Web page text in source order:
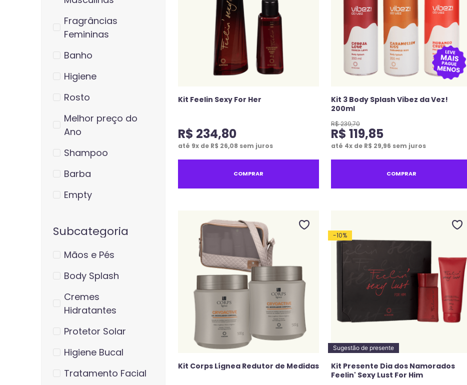
Fragrâncias
Femininas
Banho
Higiene
Rosto
Melhor preço do
Ano
Shampoo
Barba
Empty
Subcategoria
Mãos e Pés
Body Splash
Cremes
Hidratantes
Protetor Solar
Higiene Bucal
Tratamento Facial
Kit Feelin Sexy For Her
R$ 234,80
até 9x de R$ 26,08 sem juros
COMPRAR
Kit 3 Body Splash Vibez da Vez!
200ml
R$239,70
R$ 119,85
até 4x de R$ 29,96 sem juros
COMPRAR
Kit Corps Lígnea Redutor de Medidas
-10%
Sugestão de presente
Kit Presente Dia dos Namorados
Feelin' Sexy Lust For Him